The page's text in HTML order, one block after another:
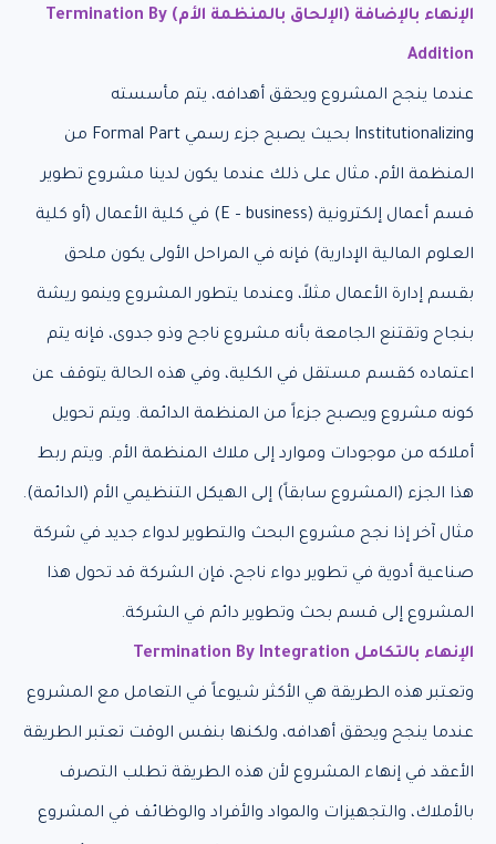
الإنهاء بالإضافة (الإلحاق بالمنظمة الأم) Termination By
Addition
عندما ينجح المشروع ويحقق أهدافه، يتم مأسسته
Institutionalizing بحيث يصبح جزء رسمي Formal Part من
المنظمة الأم، مثال على ذلك عندما يكون لدينا مشروع تطوير
قسم أعمال إلكترونية (E – business) في كلية الأعمال (أو كلية
العلوم المالية الإدارية) فإنه في المراحل الأولى يكون ملحق
بقسم إدارة الأعمال مثلاً، وعندما يتطور المشروع وينمو ريشة
بنجاح وتقتنع الجامعة بأنه مشروع ناجح وذو جدوى، فإنه يتم
اعتماده كقسم مستقل في الكلية، وفي هذه الحالة يتوقف عن
كونه مشروع ويصبح جزءاً من المنظمة الدائمة. ويتم تحويل
أملاكه من موجودات وموارد إلى ملاك المنظمة الأم. ويتم ربط
هذا الجزء (المشروع سابقاً) إلى الهيكل التنظيمي الأم (الدائمة).
مثال آخر إذا نجح مشروع البحث والتطوير لدواء جديد في شركة
صناعية أدوية في تطوير دواء ناجح، فإن الشركة قد تحول هذا
المشروع إلى قسم بحث وتطوير دائم في الشركة.
الإنهاء بالتكامل Termination By Integration
وتعتبر هذه الطريقة هي الأكثر شيوعاً في التعامل مع المشروع
عندما ينجح ويحقق أهدافه، ولكنها بنفس الوقت تعتبر الطريقة
الأعقد في إنهاء المشروع لأن هذه الطريقة تطلب التصرف
بالأملاك، والتجهيزات والمواد والأفراد والوظائف في المشروع